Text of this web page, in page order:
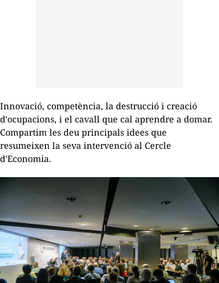
Innovació, competència, la destrucció i creació
d'ocupacions, i el cavall que cal aprendre a domar.
Compartim les deu principals idees que
resumeixen la seva intervenció al Cercle
d'Economia.